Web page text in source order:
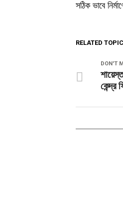
সঠিক ভাবে
RELATED
DON'T
কেন্দ্র